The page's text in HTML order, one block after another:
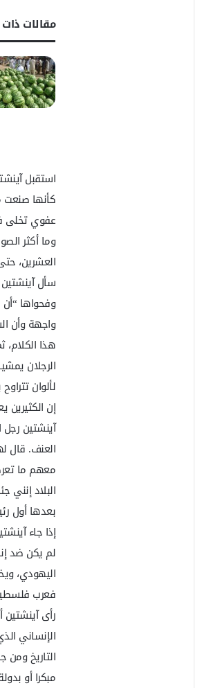
مقالات
استقبل
كأنها صنعت
عفوي تخلى
وما أكثر
العشرين،
وفحواها
واجهة وأن
هذا
الرجلان
لألوان
إن
آينشتين
العنف. قال
معهم ما
البلاد
بعدها أول رئيس
إذا جاء
لم يكن ضد
اليهودي،
فعرب
رأى آينشتين
الإنساني
التاريخ
مبكرا أو